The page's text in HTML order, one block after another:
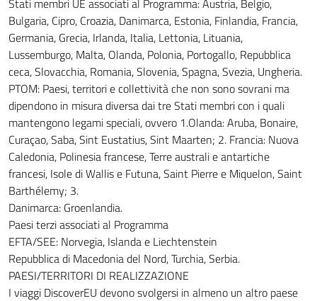
Stati membri UE associati al Programma: Austria, Belgio,
Bulgaria, Cipro, Croazia, Danimarca, Estonia, Finlandia, Francia,
Germania, Grecia, Irlanda, Italia, Lettonia, Lituania,
Lussemburgo, Malta, Olanda, Polonia, Portogallo, Repubblica
ceca, Slovacchia, Romania, Slovenia, Spagna, Svezia, Ungheria.
PTOM: Paesi, territori e collettività che non sono sovrani ma
dipendono in misura diversa dai tre Stati membri con i quali
mantengono legami speciali, ovvero 1.Olanda: Aruba, Bonaire,
Curaçao, Saba, Sint Eustatius, Sint Maarten; 2. Francia: Nuova
Caledonia, Polinesia francese, Terre australi e antartiche
francesi, Isole di Wallis e Futuna, Saint Pierre e Miquelon, Saint
Barthélemy; 3.
Danimarca: Groenlandia.
Paesi terzi associati al Programma
EFTA/SEE: Norvegia, Islanda e Liechtenstein
Repubblica di Macedonia del Nord, Turchia, Serbia.
PAESI/TERRITORI DI REALIZZAZIONE
I viaggi DiscoverEU devono svolgersi in almeno un altro paese